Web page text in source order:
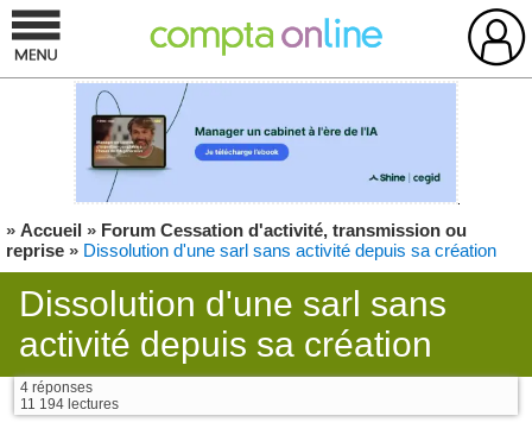
» Accueil » Forum Cessation d'activité, transmission ou
reprise » Dissolution d'une sarl sans activité depuis sa création
Dissolution d'une sarl sans
activité depuis sa création
4 réponses
11 194 lectures